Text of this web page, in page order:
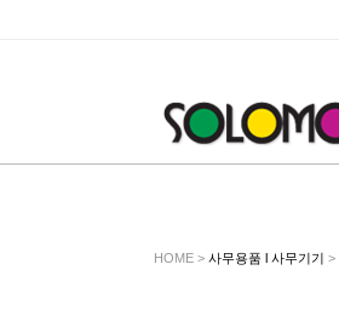
HOME > 사무용품 l 사무기기 >